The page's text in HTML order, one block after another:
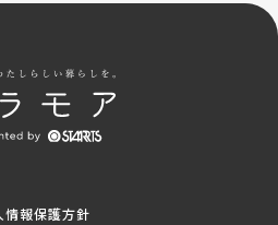
情報保護方針